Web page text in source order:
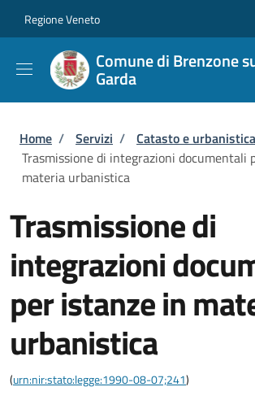
Regione Veneto
Comune di Brenzone
Garda
Briciole di pane
Home / Servizi / Catasto e urbanistica
Trasmissione di integrazioni documentali
materia urbanistica
Trasmissione di
integrazioni
per istanze in
urbanistica
(urn:nir:stato:legge:1990-08-07;241)